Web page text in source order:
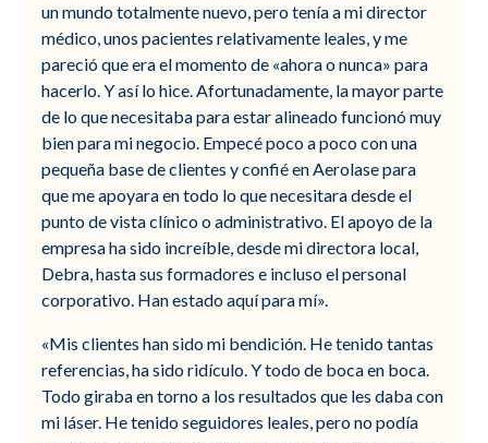
un mundo totalmente nuevo, pero tenía a mi director
médico, unos pacientes relativamente leales, y me
pareció que era el momento de «ahora o nunca» para
hacerlo. Y así lo hice. Afortunadamente, la mayor parte
de lo que necesitaba para estar alineado funcionó muy
bien para mi negocio. Empecé poco a poco con una
pequeña base de clientes y confié en Aerolase para
que me apoyara en todo lo que necesitara desde el
punto de vista clínico o administrativo. El apoyo de la
empresa ha sido increíble, desde mi directora local,
Debra, hasta sus formadores e incluso el personal
corporativo. Han estado aquí para mí».
«Mis clientes han sido mi bendición. He tenido tantas
referencias, ha sido ridículo. Y todo de boca en boca.
Todo giraba en torno a los resultados que les daba con
mi láser. He tenido seguidores leales, pero no podía